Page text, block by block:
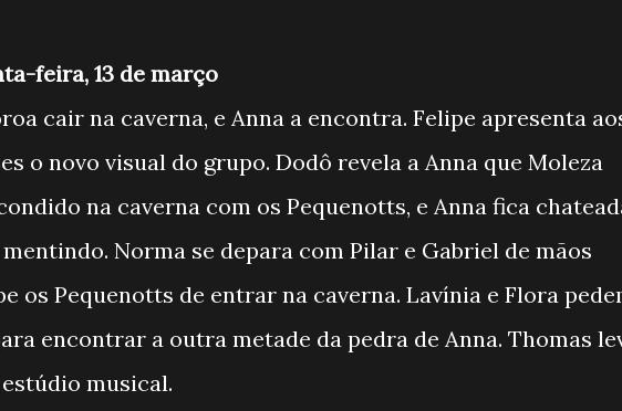
feira, 13 de março
cair na caverna, e Anna a encontra. Felipe apresenta
o novo visual do grupo. Dodô revela a Anna que Moleza
na caverna com os Pequenotts, e Anna fica
Norma se depara com Pilar e Gabriel de mãos
os Pequenotts de entrar na caverna. Lavínia e Flora
encontrar a outra metade da pedra de Anna. Thomas
musical.